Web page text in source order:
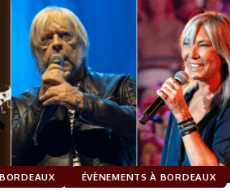
ÉVÈNEMENTS À BORDEAUX